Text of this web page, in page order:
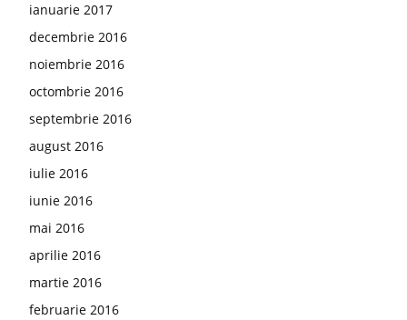
ianuarie 2017
decembrie 2016
noiembrie 2016
octombrie 2016
septembrie 2016
august 2016
iulie 2016
iunie 2016
mai 2016
aprilie 2016
martie 2016
februarie 2016